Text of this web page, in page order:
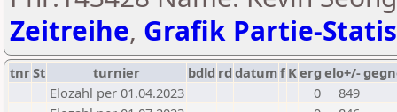
Zeitreihe, Grafik Partie-
tnrSt turnier bdld rd datumf Kerg elo+/-
Elozahl per 01.04.2023
0
849